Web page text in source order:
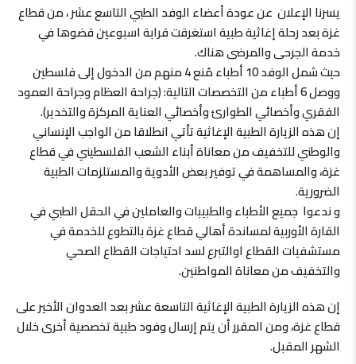
يسرنا الإعلان عن عودة أعضاء الوفد الطبي التاسع عشر ، من قطاع
غزة بعد رحلة إغاثية طبية استغرقت قرابة اسبوعين قضوها في
خدمة الجرحى والمرضى هناك.
حيث شمل الوفد 10 أطباء مُنع 4 منهم من الدخول إلى فلسطين
ووصل 6 أطباء من التخصصات التالية: (جراحة العظام وجراحة العمود
الفقري وأخصائي الطوارئ وأخصائي العناية المركزة والتخدير).
إن هذه الزيارة الطبية الإغاثية تأتي انطلاقا من الواجب الإنساني
والوطني للتخفيف من معاناة أبناء الشعب الفلسطيني في قطاع
غزة، والمساهمة في توفير بعض الأدوية والمستلزمات الطبية
الضرورية.
و ندعوا جميع الأطباء والطبيبات والعاملين في الحقل الطبي في
القارة الأوربية لمساندة أهالي قطاع غزة بالتطوع للخدمة في
مستشفيات القطاع اوالتبرع لسد احتياجات القطاع الصحي
والتخفيف من معاناة المواطنين.
إن هذه الزيارة الطبية الإغاثية التاسعة عشر بعد العدوان الأخير على
قطاع غزة، ومن المقرر أن يتم إرسال وفود طبية تخصصية أخرى خلال
الشهر المقبل.